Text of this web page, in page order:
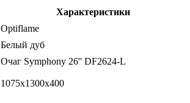
Характеристики
Optiflame
Белый дуб
Очаг Symphony 26'' DF2624-L
1075x1300x400